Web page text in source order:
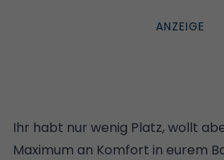
Ihr habt nur wenig Platz, wollt
Maximum an Komfort in eurem